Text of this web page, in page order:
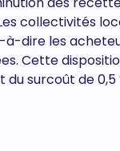
collectivités
à-dire les
Cette
surcoût de 0,5